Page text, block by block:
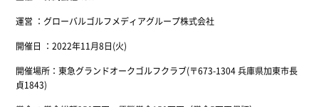
運営 ：グローバルゴルフメディアグループ株式会社
開催日 ：2022年11月8日(火)
開催場所：東急グランドオークゴルフクラブ(〒673-1304 兵庫県加東市長
貞1843)